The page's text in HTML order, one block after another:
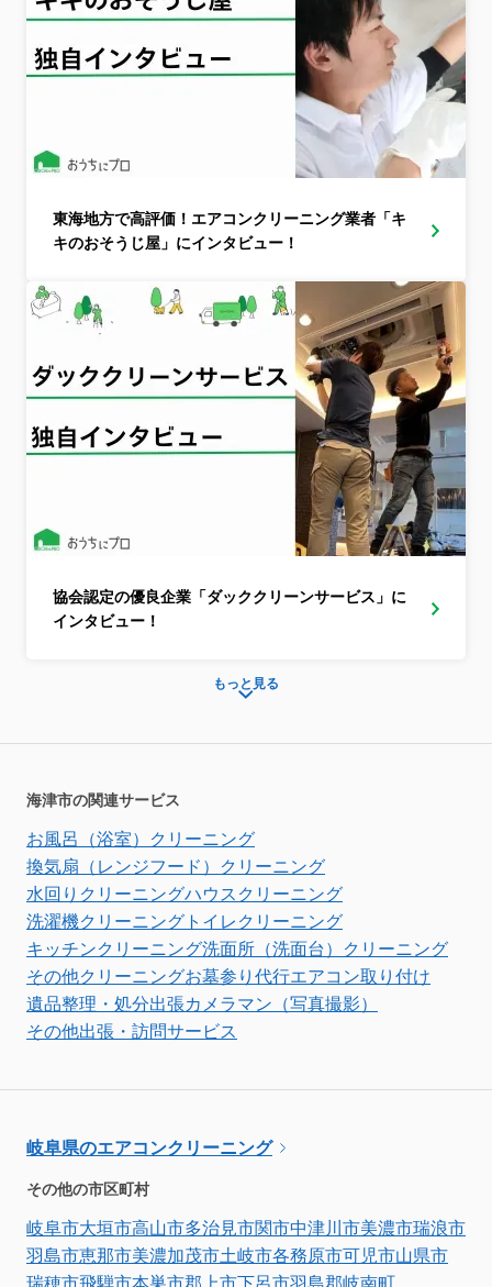
東海地方で高評価！エアコンクリーニング業者「キ
キのおそうじ屋」にインタビュー！
協会認定の優良企業「ダッククリーンサービス」に
インタビュー！
もっと見る
海津市の関連サービス
お風呂（浴室）クリーニング
換気扇（レンジフード）クリーニング
水回りクリーニングハウスクリーニング
洗濯機クリーニング トイレクリーニング
キッチンクリーニング洗面所（洗面台）クリーニング
その他クリーニングお墓参り代行エアコン取り付け
遺品整理・処分出張カメラマン（写真撮影）
その他出張・訪問サービス
岐阜県のエアコンクリーニング
その他の市区町村
岐阜市大垣市高山市多治見市関市中津川市美濃市瑞浪市
羽島市恵那市美濃加茂市土岐市各務原市可児市山県市